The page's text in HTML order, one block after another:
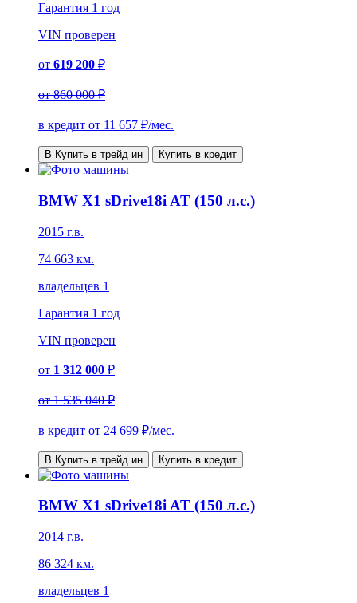
Гарантия 1 год
VIN проверен
от 619 200 ₽
от860 000 ₽
в кредит от 11 657 ₽/мес.
В Купить в трейд ин Купить в кредит
BMW X1 sDrive18i AT (150 л.с.)
2015 г.в.
74 663 км.
владельцев 1
Гарантия 1 год
VIN проверен
от 1 312 000 ₽
от1 535 040 ₽
в кредит от 24 699 ₽/мес.
В Купить в трейд ин Купить в кредит
BMW X1 sDrive18i AT (150 л.с.)
2014 г.в.
86 324 км.
владельцев 1